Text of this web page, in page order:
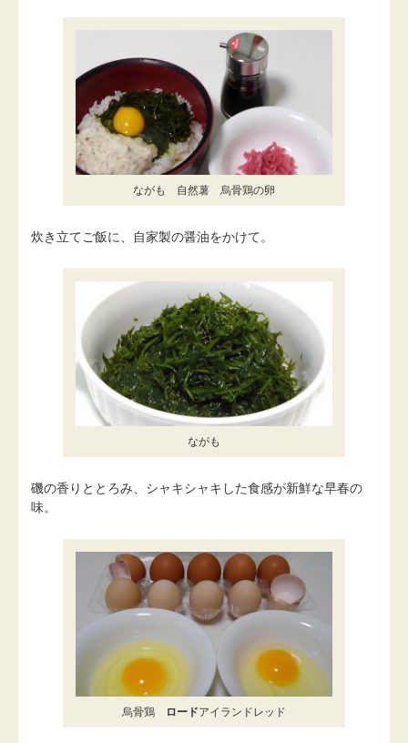
ながも 自然薯 烏骨鶏の卵
炊き立てご飯に、自家製の醤油をかけて。
ながも
磯の香りととろみ、シャキシャキした食感が新鮮な早春の
味。
烏骨鶏 ロードアイランドレッド